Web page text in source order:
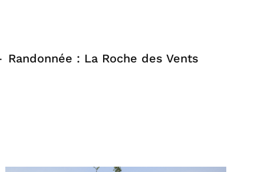
Randonnée : La Roche des Vents